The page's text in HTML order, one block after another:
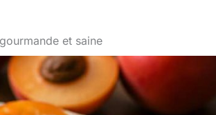
et saine